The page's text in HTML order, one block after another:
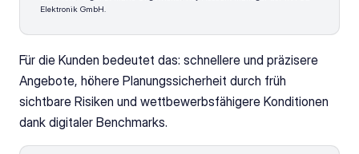
Elektronik GmbH.
Für die Kunden bedeutet das: schnellere und präzisere
Angebote, höhere Planungssicherheit durch früh
sichtbare Risiken und wettbewerbsfähigere Konditionen
dank digitaler Benchmarks.